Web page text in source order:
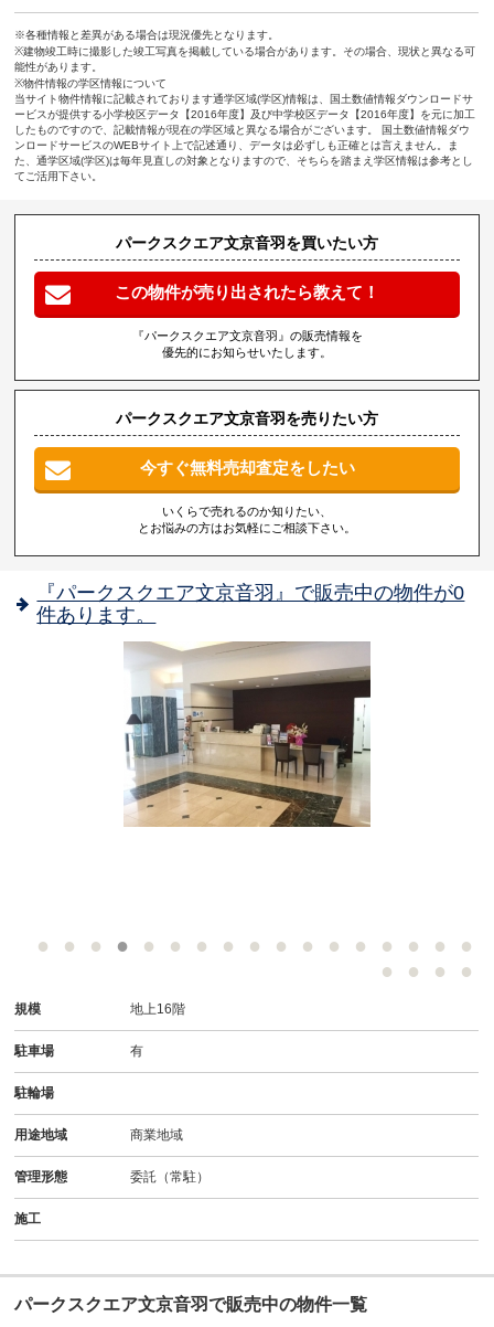
※各種情報と差異がある場合は現況優先となります。
※建物竣工時に撮影した竣工写真を掲載している場合があります。その場合、現状と異なる可
能性があります。
※物件情報の学区情報について
当サイト物件情報に記載されております通学区域(学区)情報は、国土数値情報ダウンロードサ
ービスが提供する小学校区データ【2016年度】及び中学校区データ【2016年度】を元に加工
したものですので、記載情報が現在の学区域と異なる場合がございます。 国土数値情報ダウ
ンロードサービスのWEBサイト上で記述通り、データは必ずしも正確とは言えません。ま
た、通学区域(学区)は毎年見直しの対象となりますので、そちらを踏まえ学区情報は参考とし
てご活用下さい。
パークスクエア文京音羽を買いたい方
この物件が売り出されたら教えて！
『パークスクエア文京音羽』の販売情報を
優先的にお知らせいたします。
パークスクエア文京音羽を売りたい方
今すぐ無料売却査定をしたい
いくらで売れるのか知りたい、
とお悩みの方はお気軽にご相談下さい。
『パークスクエア文京音羽』で販売中の物件が0
件あります。
規模 地上16階
駐車場 有
駐輪場
用途地域 商業地域
管理形態 委託（常駐）
施工
パークスクエア文京音羽で販売中の物件一覧